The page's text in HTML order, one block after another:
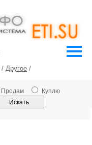
/ Другое /
Продам Куплю